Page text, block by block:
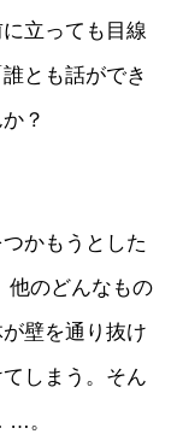
立っても目線
とも話ができ
？
かもうとした
他のどんなもの
壁を通り抜け
しまう。そん
…。